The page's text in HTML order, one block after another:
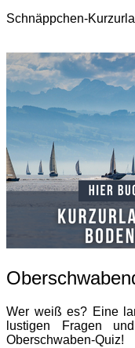
Schnäppchen-
Wer weiß es? Eine
lustigen Fragen
Oberschwaben-Quiz!